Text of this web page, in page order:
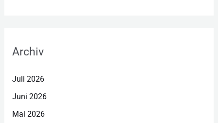
Archiv
Juli 2026
Juni 2026
Mai 2026